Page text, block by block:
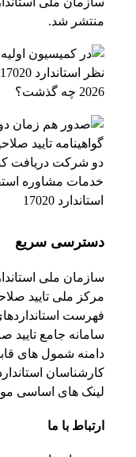
دسترسی سریع
سازمان ملی
مرکز ملی تایید
فهرست
سامانه جامع تایید
دامنه شمول های
کارشناسان
لینک های اساسی
ارتباط با ما